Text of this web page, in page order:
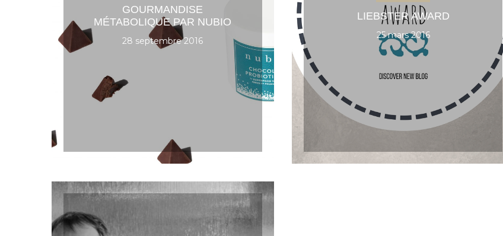
GOURMANDISE
MÉTABOLIQUE PAR NUBIO
28 septembre 2016
LIEBSTER AWARD
25 mars 2016